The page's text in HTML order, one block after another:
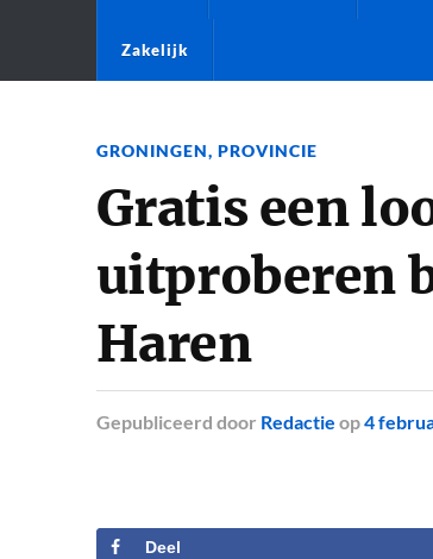
Zakelijk
GRONINGEN, PROVINCIE
Gratis een
uitproberen
Haren
Gepubliceerd door Redactie op4
Deel